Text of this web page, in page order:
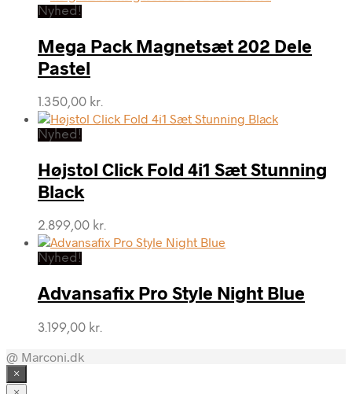
Nyhed!
Mega Pack Magnetsæt 202 Dele
Pastel
1.350,00 kr.
Nyhed!
Højstol Click Fold 4i1 Sæt Stunning
Black
2.899,00 kr.
Nyhed!
Advansafix Pro Style Night Blue
3.199,00 kr.
@ Marconi.dk
×